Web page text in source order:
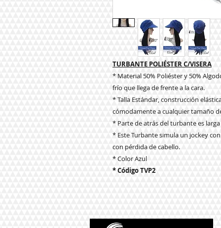
TURBANTE POLIÉSTER C/VISERA
* Material 50% Poliéster y 50%
frío que llega de frente a la cara.
* Talla Estándar, construcción
cómodamente a cualquier tamaño
* Parte de atrás del turbante es
* Este Turbante simula un jockey
con pérdida de cabello.
* Color Azul
* Código TVP2